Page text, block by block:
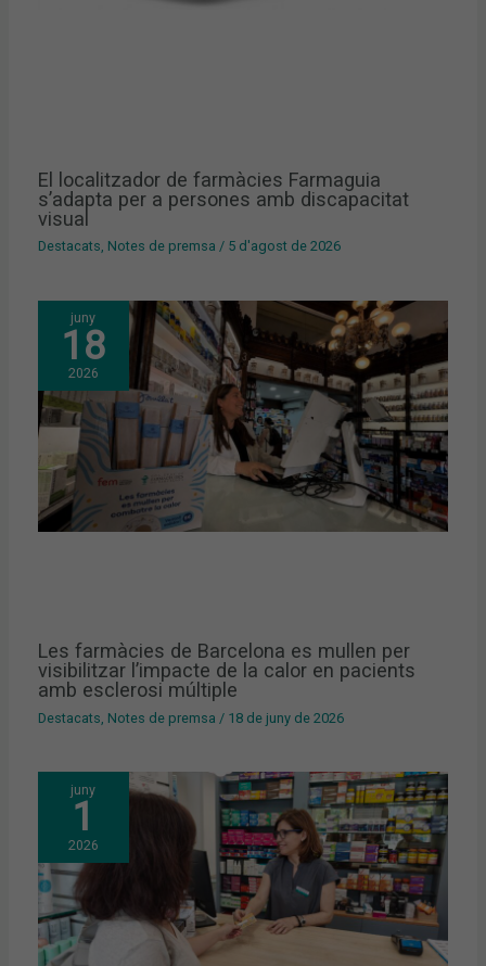
El localitzador de farmàcies Farmaguia
s’adapta per a persones amb discapacitat
visual
Destacats, Notes de premsa / 5 d'agost de 2026
juny
18
2026
Les farmàcies de Barcelona es mullen per
visibilitzar l’impacte de la calor en pacients
amb esclerosi múltiple
Destacats Notes de premsa / 18 de juny de 2026
juny
1
2026